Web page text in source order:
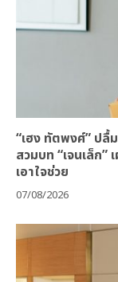
“เฮง ทัตพงศ์” ปลื้
สวมบท “เจนเล็ก
เอาใจช่วย
07/08/2026